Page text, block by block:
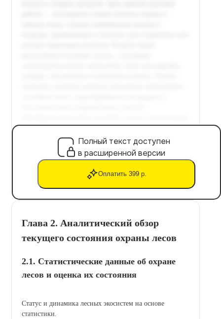
Полный текст доступен
в расширенной версии
Оплатить 399 р.
Глава 2. Аналитический обзор
текущего состояния охраны лесов
2.1. Статистические данные об охране
лесов и оценка их состояния
Статус и динамика лесных экосистем на основе
статистики.